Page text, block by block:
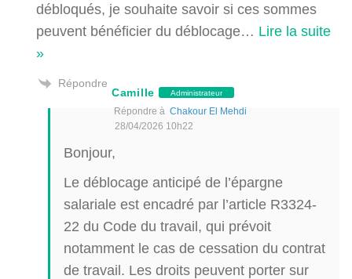
débloqués, je souhaite savoir si ces sommes
peuvent bénéficier du déblocage… Lire la suite
»
Répondre
Camille Administrateur
Répondre à Chakour El Mehdi
28/04/2026 10h22
Bonjour,
Le déblocage anticipé de l’épargne
salariale est encadré par l’article R3324-
22 du Code du travail, qui prévoit
notamment le cas de cessation du contrat
de travail. Les droits peuvent porter sur